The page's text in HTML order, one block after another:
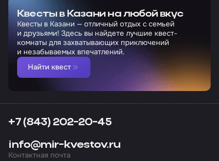
Квесты в Казани на любой вкус
Квесты в Казани — отличный отдых с семьей
и друзьями! Здесь вы найдете лучшие квест-
комнаты для захватывающих приключений
и незабываемых впечатлений.
Найти квест
+7 (843) 202-20-45
info@mir-kvestov.ru
Контактная почта